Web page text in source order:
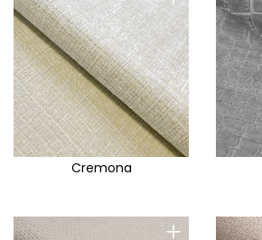
Cremona
+